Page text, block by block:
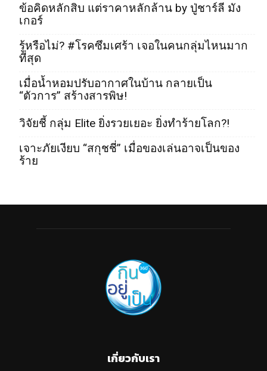
ข้อคิดหลักสิบ แต่ราคาหลักล้าน by ปู่ชาร์ลี มัง
เกอร์
รู้หรือไม่? #โรคซึมเศร้า เจอในคนกลุ่มไหนมาก
ที่สุด
เมื่อน้ำหอมปรับอากาศในบ้าน กลายเป็น
“ตัวการ” สร้างสารพิษ!
วิจัยชี้ กลุ่ม Elite ยิ่งรวยเยอะ ยิ่งทำร้ายโลก?!
เจาะภัยเงียบ “สกุชชี่” เมื่อของเล่นอาจเป็นของ
ร้าย
เกี่ยวกับเรา